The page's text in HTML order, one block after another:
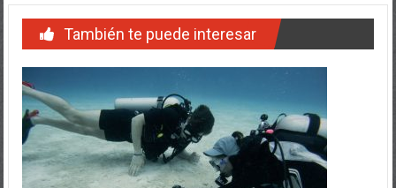
También te puede interesar